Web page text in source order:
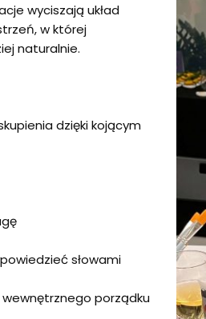
wyciszają układ
w której
naturalnie.
dzięki kojącym
słowami
porządku